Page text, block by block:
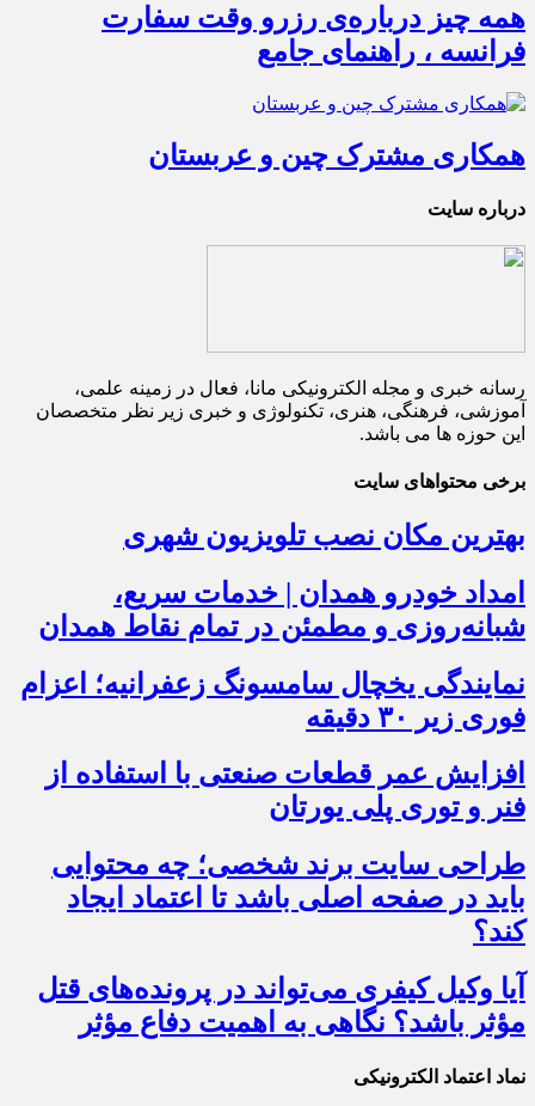
همه چیز درباره‌ی رزرو وقت سفارت
فرانسه ، راهنمای جامع
همکاری مشترک چین و عربستان
درباره سایت
رسانه خبری و مجله الکترونیکی مانا، فعال در زمینه علمی،
آموزشی، فرهنگی، هنری، تکنولوژی و خبری زیر نظر متخصصان
این حوزه ها می باشد.
برخی محتواهای سایت
بهترین مکان نصب تلویزیون شهری
امداد خودرو همدان | خدمات سریع،
شبانه‌روزی و مطمئن در تمام نقاط همدان
نمایندگی یخچال سامسونگ زعفرانیه؛ اعزام
فوری زیر ۳۰ دقیقه
افزایش عمر قطعات صنعتی با استفاده از
فنر و توری پلی یورتان
طراحی سایت برند شخصی؛ چه محتوایی
باید در صفحه اصلی باشد تا اعتماد ایجاد
کند؟
آیا وکیل کیفری می‌تواند در پرونده‌های قتل
مؤثر باشد؟ نگاهی به اهمیت دفاع مؤثر
نماد اعتماد الکترونیکی